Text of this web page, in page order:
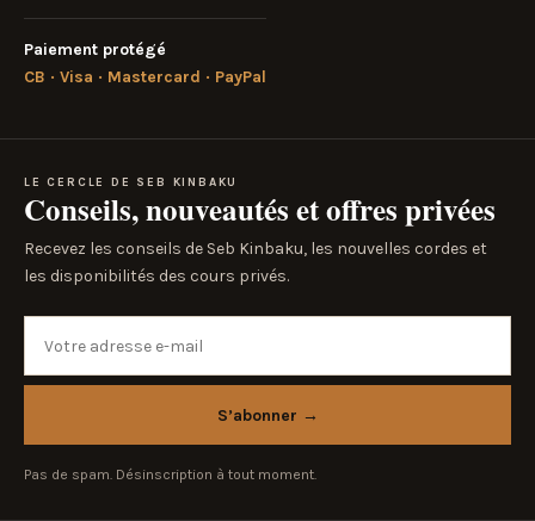
Paiement protégé
CB · Visa · Mastercard · PayPal
LE CERCLE DE SEB KINBAKU
Conseils, nouveautés et offres privées
Recevez les conseils de Seb Kinbaku, les nouvelles cordes et
les disponibilités des cours privés.
S’abonner →
Pas de spam. Désinscription à tout moment.